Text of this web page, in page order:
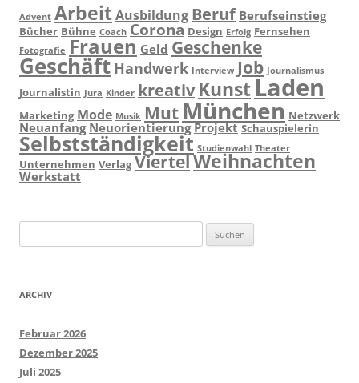
Advent ArbeitAusbildung Beruf Berufseinstieg
Bücher Bühne Coach Corona Design Erfolg Fernsehen
Fotografie Frauen Geld Geschenke
Geschäft Handwerk Interview Job Journalismus
Journalistin Jura Kinder kreativ KunstLaden
Marketing Mode Musik Mut München Netzwerk
Neuanfang Neuorientierung Projekt Schauspielerin
Selbstständigkeit Studienwahl Theater
Unternehmen Verlag ViertelWeihnachten
Werkstatt
nach:
ARCHIV
Februar 2026
Dezember 2025
Juli 2025